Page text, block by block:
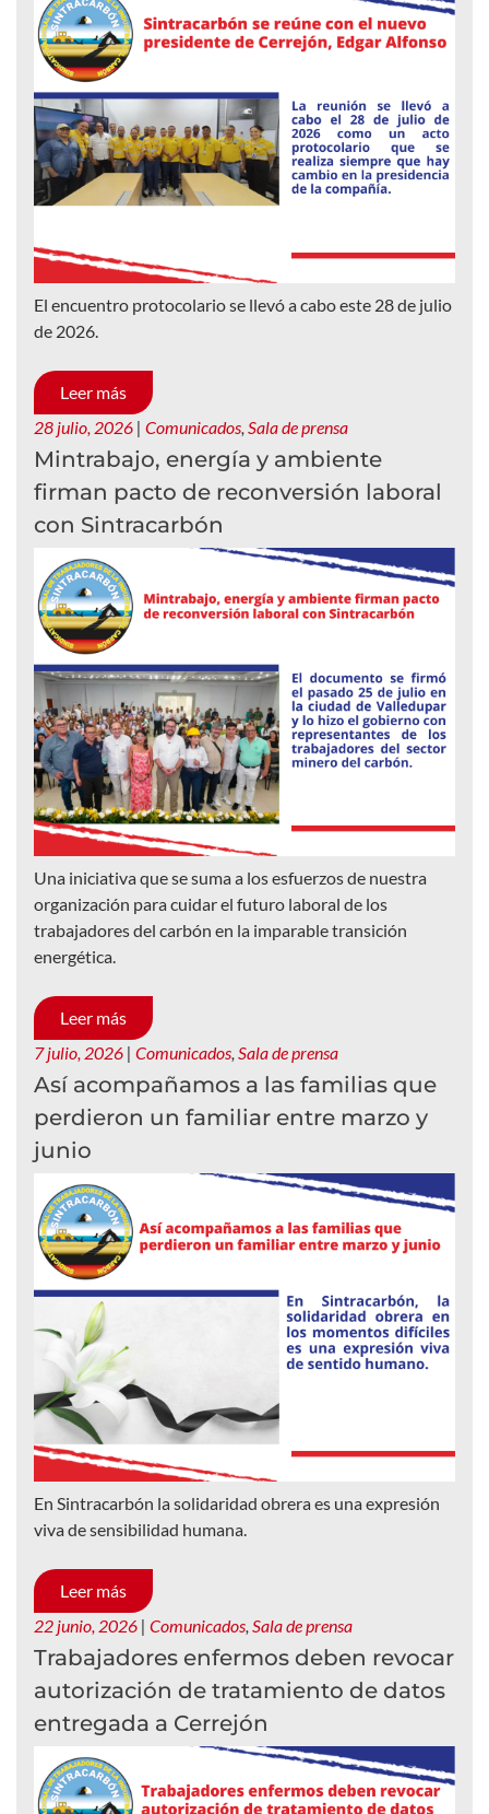
El encuentro protocolario se llevó a cabo este 28 de julio
de 2026.
Leer más
28 julio, 2026 | Comunicados, Sala de prensa
Mintrabajo, energía y ambiente
firman pacto de reconversión laboral
con Sintracarbón
Una iniciativa que se suma a los esfuerzos de nuestra
organización para cuidar el futuro laboral de los
trabajadores del carbón en la imparable transición
energética.
Leer más
7 julio, 2026 | Comunicados, Sala de prensa
Así acompañamos a las familias que
perdieron un familiar entre marzo y
junio
En Sintracarbón la solidaridad obrera es una expresión
viva de sensibilidad humana.
Leer más
22 junio, 2026 | Comunicados, Sala de prensa
Trabajadores enfermos deben revocar
autorización de tratamiento de datos
entregada a Cerrejón